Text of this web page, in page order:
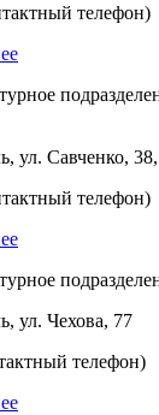
телефон)
ул. Савченко,
телефон)
ул. Чехова, 77
телефон)